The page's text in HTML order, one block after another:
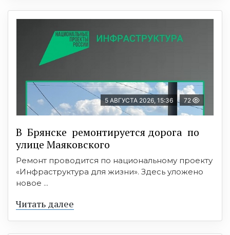
5 АВГУСТА 2026, 15:36 72
В Брянске ремонтируется дорога по
улице Маяковского
Ремонт проводится по национальному проекту
«Инфраструктура для жизни». Здесь уложено
новое ...
Читать далее